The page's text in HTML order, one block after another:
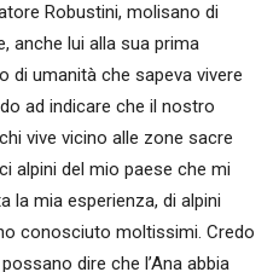
Robustini, molisano di
anche lui alla sua prima
di umanità che sapeva vivere
ad indicare che il nostro
vive vicino alle zone sacre
alpini del mio paese che mi
la mia esperienza, di alpini
conosciuto moltissimi. Credo
dire che l’Ana abbia